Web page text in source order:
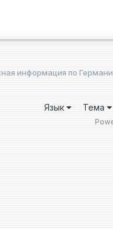
информация по
Язык Тема